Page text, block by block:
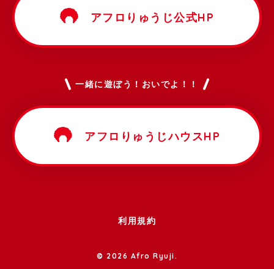
アフロりゅうじ公式HP
一緒に遊ぼう！おいでよ！！
アフロりゅうじハウスHP
利用規約
© 2026 Afro Ryuji.